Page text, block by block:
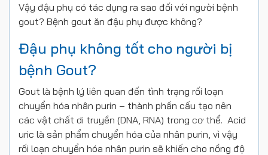
Vậy đậu phụ có tác dụng ra sao đối với người bệnh
gout? Bệnh gout ăn đậu phụ được không?
Đậu phụ không tốt cho người bị
bệnh Gout?
Gout là bệnh lý liên quan đến tình trạng rối loạn
chuyển hóa nhân purin – thành phần cấu tạo nên
các vật chất di truyền (DNA, RNA) trong cơ thể. Acid
uric là sản phẩm chuyển hóa của nhân purin, vì vậy
rối loạn chuyển hóa nhân purin sẽ khiến cho nồng độ